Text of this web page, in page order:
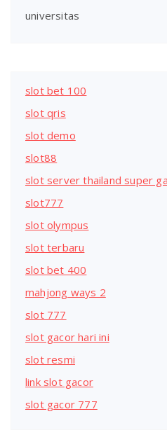
universitas
slot bet 100
slot qris
slot demo
slot88
slot server thailand super
slot777
slot olympus
slot terbaru
slot bet 400
mahjong ways 2
slot 777
slot gacor hari ini
slot resmi
link slot gacor
slot gacor 777